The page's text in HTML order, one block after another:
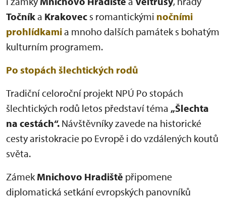
Točníka Krakovec s romantickými nočními
prohlídkamia mnoho dalších památek s bohatým
kulturním programem.
Po stopách šlechtických rodů
Tradiční celoroční projekt NPÚ Po stopách
šlechtických rodů letos představí téma „Šlechta
na cestách“. Návštěvníky zavede na historické
cesty aristokracie po Evropě i do vzdálených koutů
světa.
ZámekMnichovo Hradiště připomene
diplomatická setkání evropských panovníků